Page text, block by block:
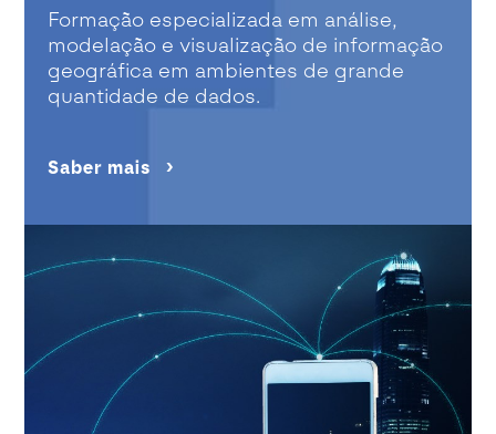
Formação especializada em análise,
modelação e visualização de informação
geográfica em ambientes de grande
quantidade de dados.
Saber mais